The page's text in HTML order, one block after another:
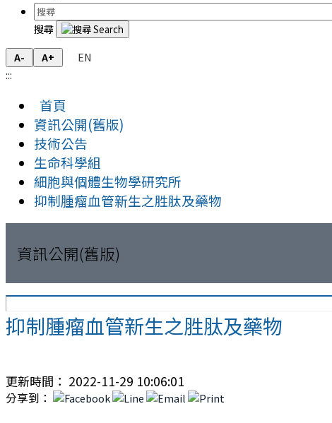
搜尋
A- A+
EN
:::
首頁
資訊公開(舊版)
技術公告
生命科學組
細胞與個體生物學研究所
抑制腫瘤血管新生之胜肽及藥物
資訊公開(舊版)
抑制腫瘤血管新生之胜肽及藥物
更新時間： 2022-11-29 10:06:01
分享到：